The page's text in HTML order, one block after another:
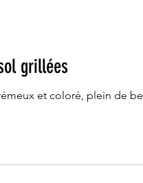
grillées
et coloré, plein de